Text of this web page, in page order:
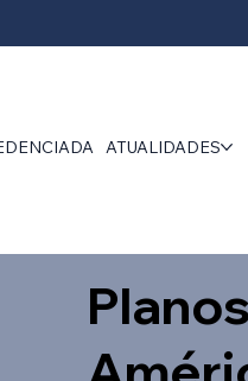
ATUALIDADES